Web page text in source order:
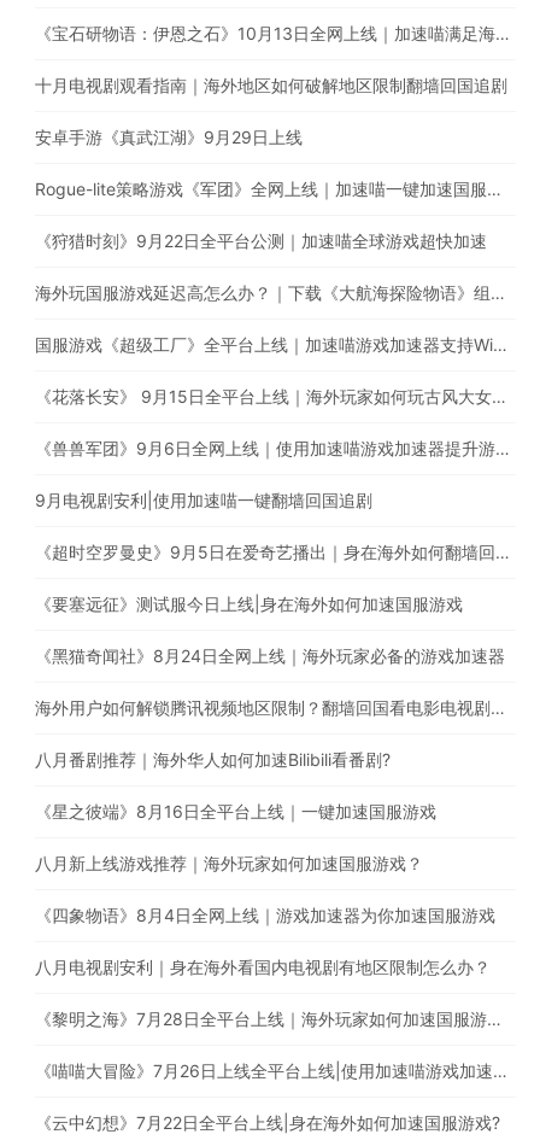
《宝石研物语：伊恩之石》10月13日全网上线｜加速喵满足海外玩家的加速需求
十月电视剧观看指南｜海外地区如何破解地区限制翻墙回国追剧
安卓手游《真武江湖》9月29日上线
Rogue-lite策略游戏《军团》全网上线｜加速喵一键加速国服游戏
《狩猎时刻》9月22日全平台公测｜加速喵全球游戏超快加速
海外玩国服游戏延迟高怎么办？｜下载《大航海探险物语》组建超强航海队
国服游戏《超级工厂》全平台上线｜加速喵游戏加速器支持Window、iOS、Android多平台使用
《花落长安》 9月15日全平台上线｜海外玩家如何玩古风大女主养成手游
《兽兽军团》9月6日全网上线｜使用加速喵游戏加速器提升游戏体验
9月电视剧安利|使用加速喵一键翻墙回国追剧
《超时空罗曼史》9月5日在爱奇艺播出｜身在海外如何翻墙回国追剧？
《要塞远征》测试服今日上线|身在海外如何加速国服游戏
《黑猫奇闻社》8月24日全网上线｜海外玩家必备的游戏加速器
海外用户如何解锁腾讯视频地区限制？翻墙回国看电影电视剧综艺
八月番剧推荐｜海外华人如何加速Bilibili看番剧?
《星之彼端》8月16日全平台上线｜一键加速国服游戏
八月新上线游戏推荐｜海外玩家如何加速国服游戏？
《四象物语》8月4日全网上线｜游戏加速器为你加速国服游戏
八月电视剧安利｜身在海外看国内电视剧有地区限制怎么办？
《黎明之海》7月28日全平台上线｜海外玩家如何加速国服游戏？
《喵喵大冒险》7月26日上线全平台上线|使用加速喵游戏加速器一键加速国服游戏
《云中幻想》7月22日全平台上线|身在海外如何加速国服游戏?